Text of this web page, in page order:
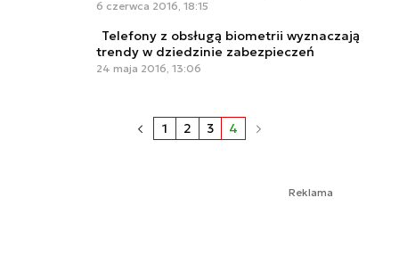
6 czerwca 2016, 18:15
Telefony z obsługą biometrii wyznaczają
trendy w dziedzinie zabezpieczeń
24 maja 2016, 13:06
1 2 3 4
Reklama